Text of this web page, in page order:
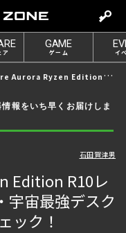
e
t
o
o
g
n
ア
GAME
ゲーム イ
R10レビュー 前編】Ryzen搭載・宇宙最強デスクトップPCの冷却性能をチェック！
報をいち早くお届けしま
石田賀津男
Edition R10レ
宇宙最強デスク
ック！